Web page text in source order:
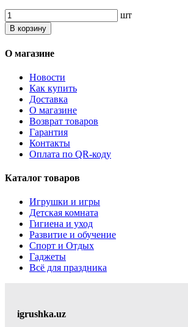
шт
В корзину
О магазине
Новости
Как купить
Доставка
О магазине
Возврат товаров
Гарантия
Контакты
Оплата по QR-коду
Каталог товаров
Игрушки и игры
Детская комната
Гигиена и уход
Развитие и обучение
Спорт и Отдых
Гаджеты
Всё для праздника
igrushka.uz